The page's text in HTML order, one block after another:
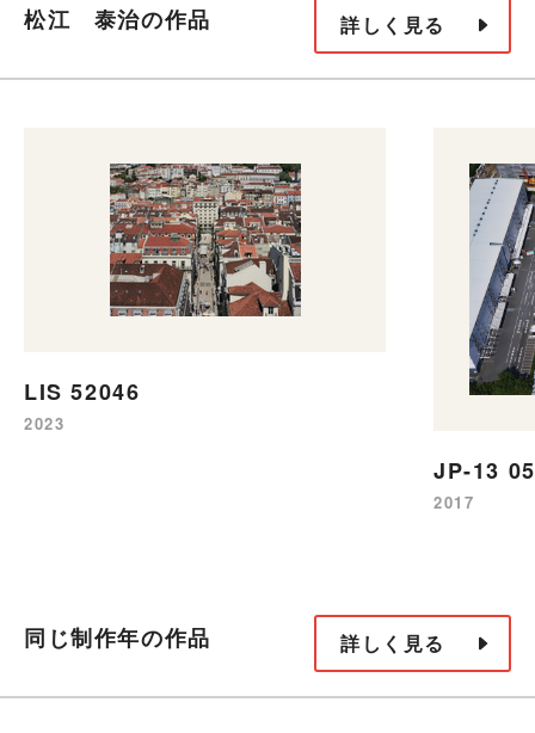
松江 泰治の作品 詳しく見る
LIS 52046
2023
JP-13 05
2017
同じ制作年の作品 詳しく見る